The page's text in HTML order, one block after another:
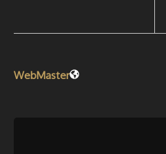
WebMaster